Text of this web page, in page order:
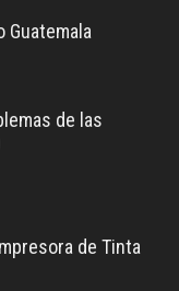
Guatemala
de las
de Tinta